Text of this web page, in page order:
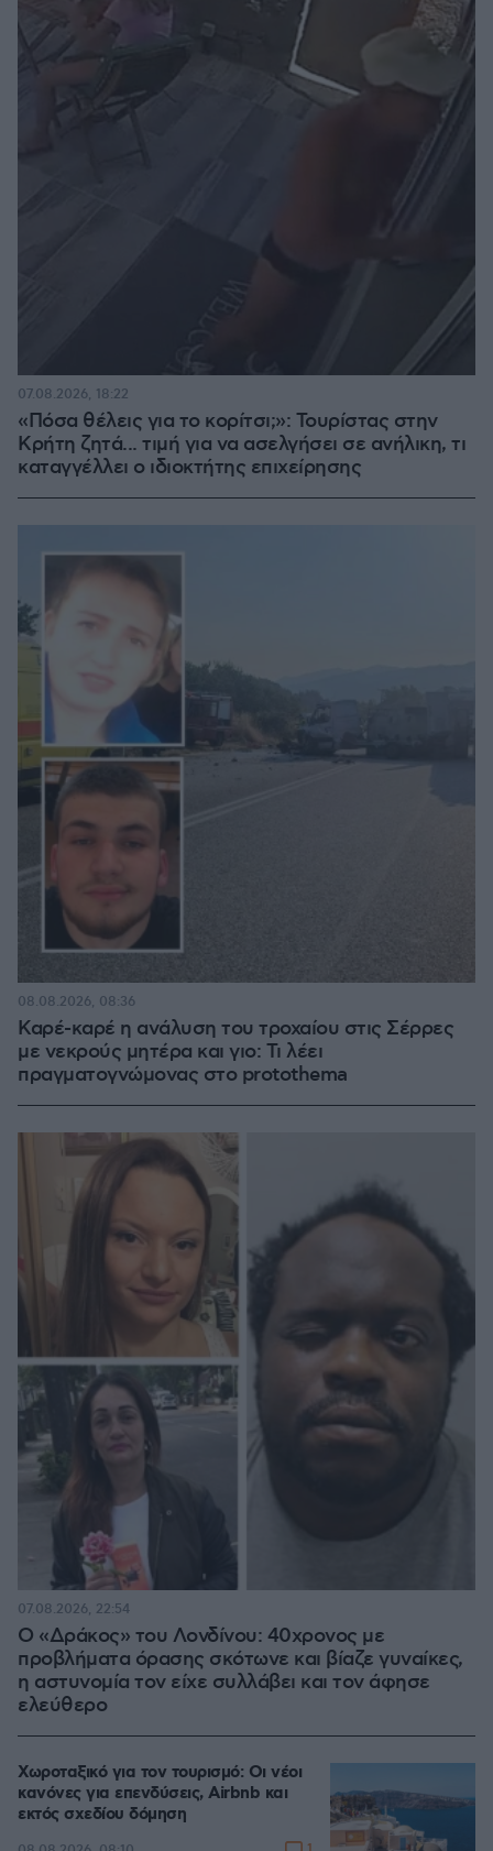
«Πόσα θέλεις για το κορίτσι;»: Τουρίστας στην
Κρήτη ζητά... τιμή για να ασελγήσει σε ανήλικη, τι
καταγγέλλει ο ιδιοκτήτης επιχείρησης
07.08.2026, 18:22
Καρέ-καρέ η ανάλυση του τροχαίου στις Σέρρες
με νεκρούς μητέρα και γιο: Τι λέει
πραγματογνώμονας στο protothema
08.08.2026, 08:36
Ο «Δράκος» του Λονδίνου: 40χρονος με
προβλήματα όρασης σκότωνε και βίαζε γυναίκες,
η αστυνομία τον είχε συλλάβει και τον άφησε
ελεύθερο
07.08.2026, 22:54
Χωροταξικό για τον τουρισμό: Οι νέοι
κανόνες για επενδύσεις, Airbnb και
εκτός σχεδίου δόμηση